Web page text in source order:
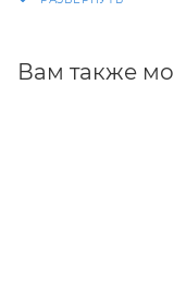
строго
Вам также